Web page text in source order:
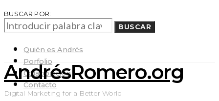
BUSCAR POR:
BUSCAR
Quién es Andrés
Porfolio
Colaboración
Contacto
AndrésRomero.org
Digital Marketing for a Better World